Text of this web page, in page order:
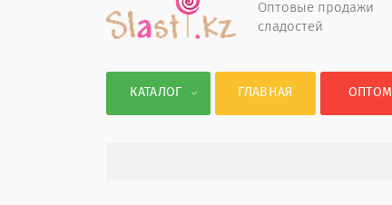
Оптовые продажи
сладостей
КАТАЛОГ ГЛАВНАЯ ОПТОМ